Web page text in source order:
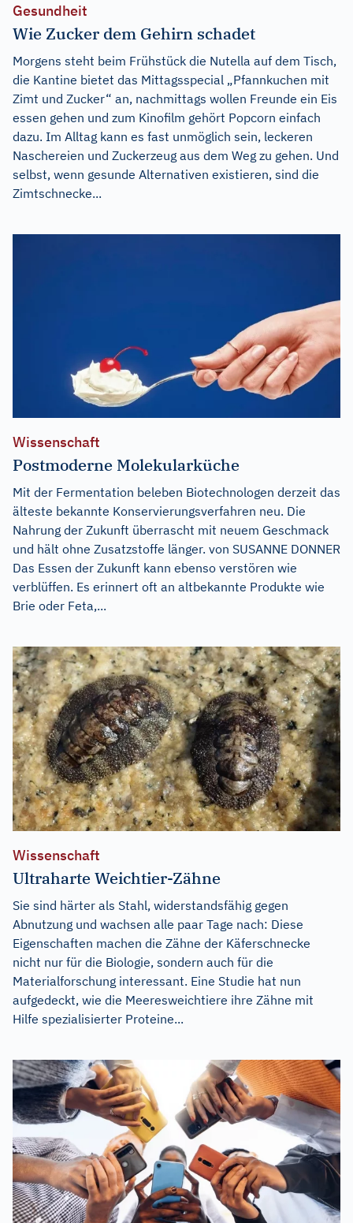
Gesundheit
Wie Zucker dem Gehirn schadet
Morgens steht beim Frühstück die Nutella auf dem Tisch,
die Kantine bietet das Mittagsspecial „Pfannkuchen mit
Zimt und Zucker“ an, nachmittags wollen Freunde ein Eis
essen gehen und zum Kinofilm gehört Popcorn einfach
dazu. Im Alltag kann es fast unmöglich sein, leckeren
Naschereien und Zuckerzeug aus dem Weg zu gehen. Und
selbst, wenn gesunde Alternativen existieren, sind die
Zimtschnecke...
Wissenschaft
Postmoderne Molekularküche
Mit der Fermentation beleben Biotechnologen derzeit das
älteste bekannte Konservierungsverfahren neu. Die
Nahrung der Zukunft überrascht mit neuem Geschmack
und hält ohne Zusatzstoffe länger. von SUSANNE DONNER
Das Essen der Zukunft kann ebenso verstören wie
verblüffen. Es erinnert oft an altbekannte Produkte wie
Brie oder Feta,...
Wissenschaft
Ultraharte Weichtier-Zähne
Sie sind härter als Stahl, widerstandsfähig gegen
Abnutzung und wachsen alle paar Tage nach: Diese
Eigenschaften machen die Zähne der Käferschnecke
nicht nur für die Biologie, sondern auch für die
Materialforschung interessant. Eine Studie hat nun
aufgedeckt, wie die Meeresweichtiere ihre Zähne mit
Hilfe spezialisierter Proteine...